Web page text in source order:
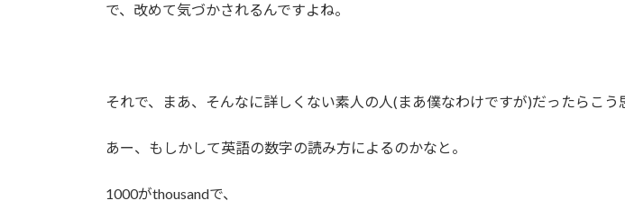
で、改めて気づかされるんですよね。
それで、まあ、そんなに詳しくない素人の人(まあ僕なわけですが)だったらこう
あー、もしかして英語の数字の読み方によるのかなと。
1000がthousandで、